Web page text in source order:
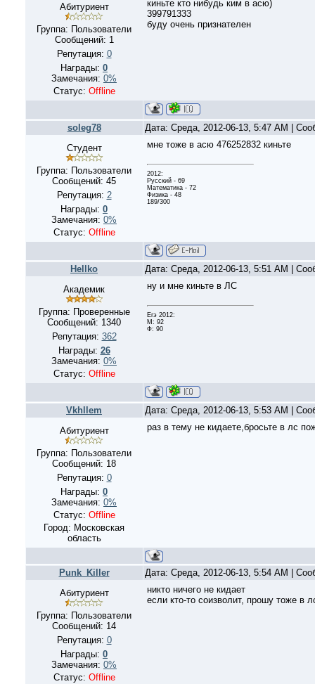
Абитуриент
Группа: Пользователи
Сообщений: 1
Репутация: 0
Награды: 0
Замечания: 0%
Статус: Offline
киньте кто нибудь ким в асю)
399791333
буду очень признателен
soleg78
Дата: Среда, 2012-06-13, 5:47 AM |
Студент
Группа: Пользователи
Сообщений: 45
Репутация: 2
Награды: 0
Замечания: 0%
Статус: Offline
мне тоже в асю 476252832 киньте
2012:
Русский - 69
Математика - 72
Физика - 48
189/300
Hellko
Дата: Среда, 2012-06-13, 5:51 AM |
Академик
Группа: Проверенные
Сообщений: 1340
Репутация: 362
Награды: 26
Замечания: 0%
Статус: Offline
ну и мне киньте в ЛС
Егэ 2012:
М: 92
Ф: 90
Vkhllem
Дата: Среда, 2012-06-13, 5:53 AM |
Абитуриент
Группа: Пользователи
Сообщений: 18
Репутация: 0
Награды: 0
Замечания: 0%
Статус: Offline
Город: Московская
область
раз в тему не кидаете,бросьте в лс
Punk_Killer
Дата: Среда, 2012-06-13, 5:54 AM |
Абитуриент
Группа: Пользователи
Сообщений: 14
Репутация: 0
Награды: 0
Замечания: 0%
Статус: Offline
никто ничего не кидает
если кто-то соизволит, прошу тоже в